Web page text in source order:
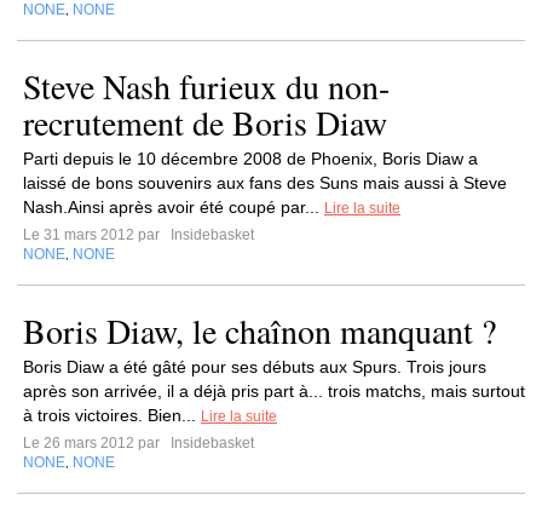
NONE NONE
Steve Nash furieux du non-
recrutement de Boris Diaw
Parti depuis le 10 décembre 2008 de Phoenix, Boris Diaw a
laissé de bons souvenirs aux fans des Suns mais aussi à Steve
Nash.Ainsi après avoir été coupé par...
Lire la suite
Le 31 mars 2012 par
Insidebasket
NONE NONE
Boris Diaw, le chaînon manquant ?
Boris Diaw a été gâté pour ses débuts aux Spurs. Trois jours
après son arrivée, il a déjà pris part à... trois matchs, mais surtout
à trois victoires. Bien...
Lire la suite
Le 26 mars 2012 par
Insidebasket
NONE NONE